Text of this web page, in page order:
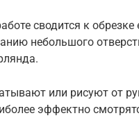
сводится к
небольшого
или рисуют от
эффектно